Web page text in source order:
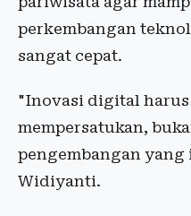
perkembangan
sangat cepat.
"Inovasi digital
mempersatukan,
pengembangan
Widiyanti.